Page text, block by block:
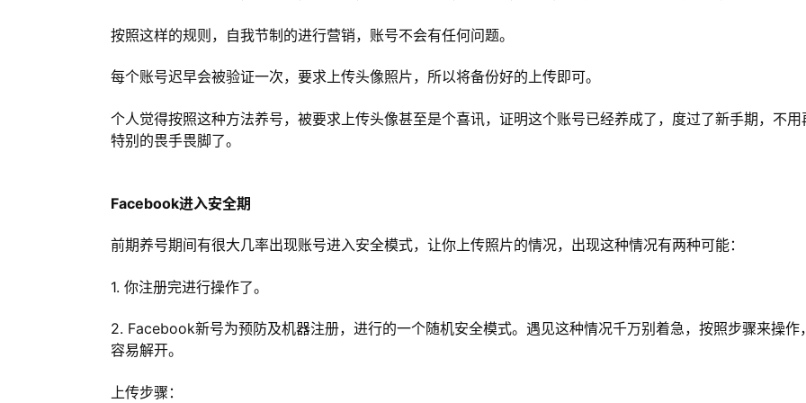
按照这样的规则，自我节制的进行营销，账号不会有任何问题。
每个账号迟早会被验证一次，要求上传头像照片，所以将备份好的上传即可。
个人觉得按照这种方法养号，被要求上传头像甚至是个喜讯，证明这个账号已经养成了，度过了新手期，不用
特别的畏手畏脚了。
Facebook进入安全期
前期养号期间有很大几率出现账号进入安全模式，让你上传照片的情况，出现这种情况有两种可能：
1. 你注册完进行操作了。
2. Facebook新号为预防及机器注册，进行的一个随机安全模式。遇见这种情况千万别着急，按照步骤来操作
容易解开。
上传步骤：